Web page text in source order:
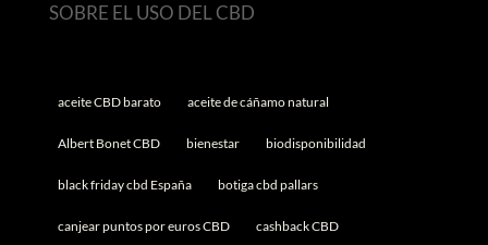
SOBRE EL USO DEL CBD
aceite CBD barato aceite de cáñamo natural
Albert Bonet CBD bienestar biodisponibilidad
black friday cbd España botiga cbd pallars
canjear puntos por euros CBD cashback CBD